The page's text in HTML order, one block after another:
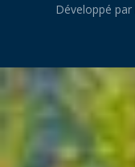
Développé par